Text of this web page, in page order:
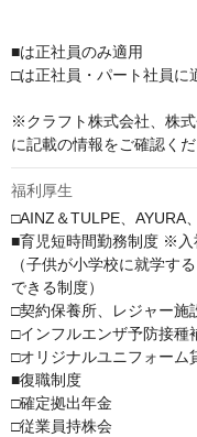
■は正社員のみ適用
□は正社員・パート社員に
※クラフト株式会社、株
に記載の情報をご確認くだ
福利厚生
□AINZ＆TULPE、AYURA
■育児短時間勤務制度 ※入
（子供が小学校に就学す
できる制度）
□契約保養所、レジャー
□インフルエンザ予防接種
□オリジナルユニフォーム
■復職制度
□確定拠出年金
□従業員持株会